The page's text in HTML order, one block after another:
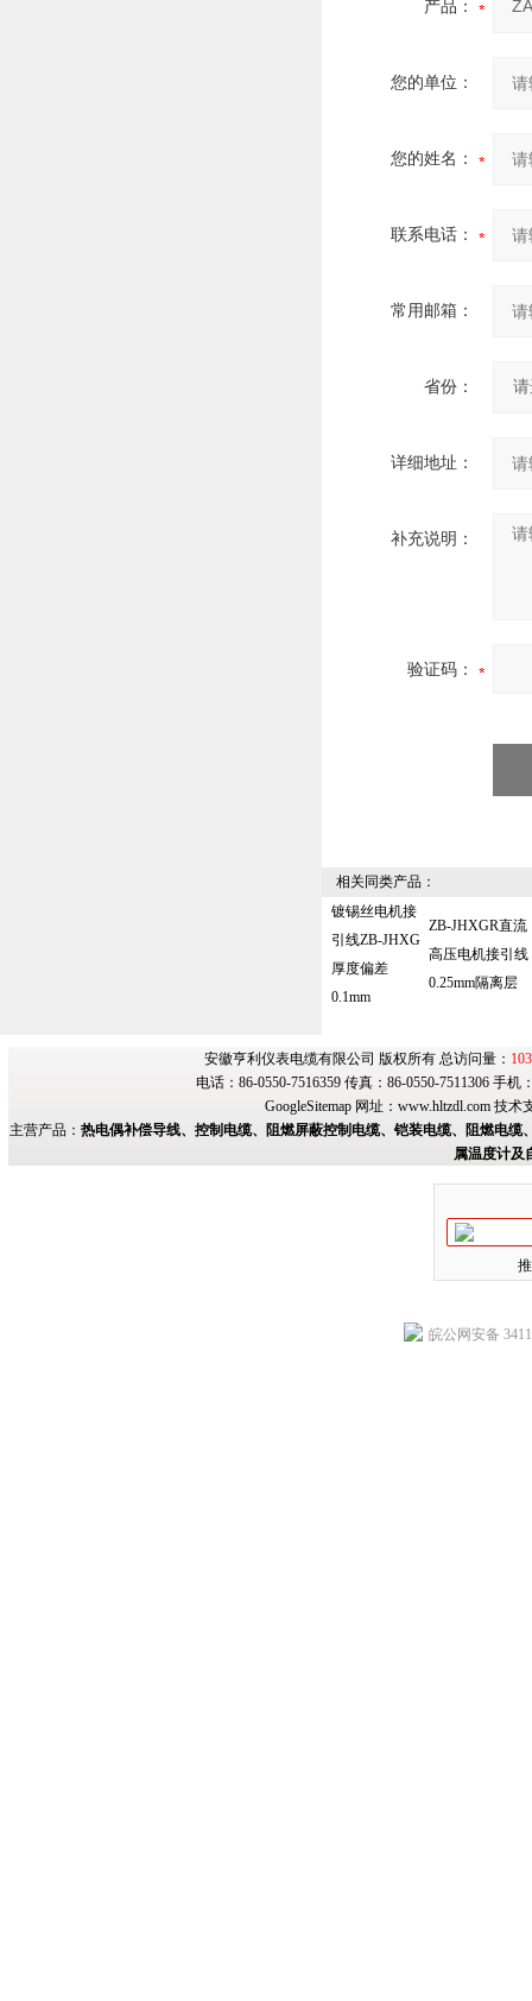
产品：
您的单位：
您的姓名：
联系电话：
常用邮箱：
省份：
详细地址：
补充说明：
验证码：
相关同类产品：
镀锡丝电机接
引线ZB-JHXG
厚度偏差
0.1mm‌
ZB-JHXGR直流
高压电机接引线
0.25mm隔离层
安徽亨利仪表电缆有限公司 版权所有 总访问量：
电话：86-0550-7516359 传真：86-0550-7511306 手
GoogleSitemap网址： www.hltzdl.com技术
主营产品： 热电偶补偿导线、控制电缆、阻燃屏蔽控制电缆、铠装电缆、阻燃电
属温度计及
皖公网安备